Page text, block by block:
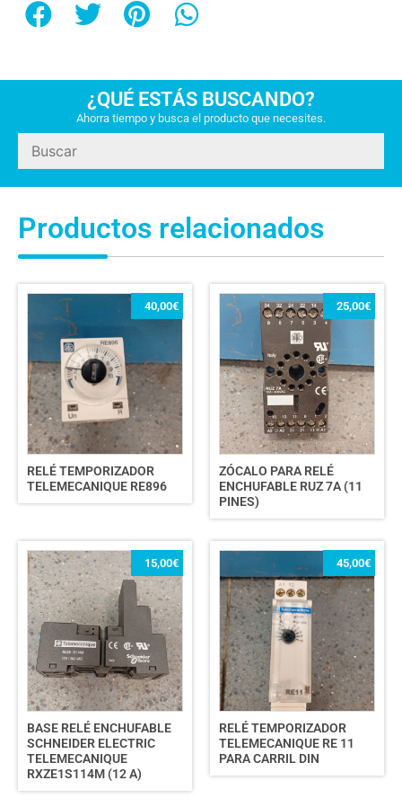
¿QUÉ ESTÁS BUSCANDO?
Ahorra tiempo y busca el producto que necesites.
Productos relacionados
RELÉ TEMPORIZADOR
TELEMECANIQUE RE896
40,00€
ZÓCALO PARA RELÉ
ENCHUFABLE RUZ 7A (11
PINES)
25,00€
BASE RELÉ ENCHUFABLE
SCHNEIDER ELECTRIC
TELEMECANIQUE
RXZE1S114M (12 A)
15,00€
RELÉ TEMPORIZADOR
TELEMECANIQUE RE 11
PARA CARRIL DIN
45,00€